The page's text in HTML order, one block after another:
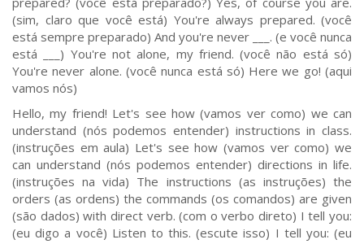
Hello, my friend! Let's see how (vamos ver como) we can
understand (nós podemos entender) instructions in class.
(instruções em aula) Let's see how (vamos ver como) we
can understand (nós podemos entender) directions in life.
(instruções na vida) The instructions (as instruções) the
orders (as ordens) the commands (os comandos) are given
(são dados) with direct verb. (com o verbo direto) I tell you:
(eu digo a você) Listen to this. (escute isso) I tell you: (eu